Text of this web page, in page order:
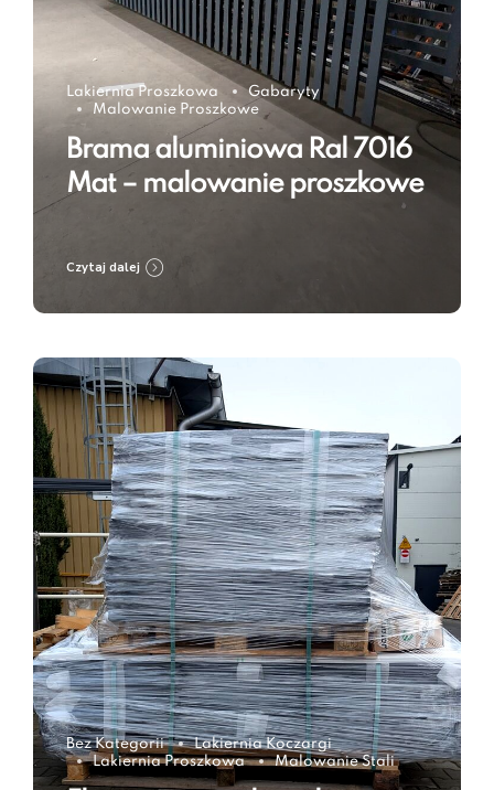
Lakiernia Proszkowa
Gabaryty
Malowanie Proszkowe
Brama aluminiowa Ral 7016
Mat – malowanie proszkowe
Czytaj dalej
Bez Kategorii
Lakiernia Koczargi
Lakiernia Proszkowa
Malowanie Stali